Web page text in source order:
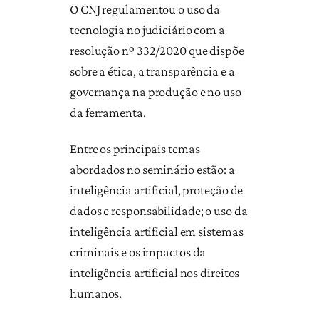
O CNJ regulamentou o uso da
tecnologia no judiciário com a
resolução nº 332/2020 que dispõe
sobre a ética, a transparência e a
governança na produção e no uso
da ferramenta.
Entre os principais temas
abordados no seminário estão: a
inteligência artificial, proteção de
dados e responsabilidade; o uso da
inteligência artificial em sistemas
criminais e os impactos da
inteligência artificial nos direitos
humanos.